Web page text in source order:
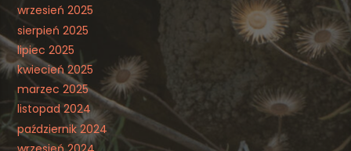
wrzesień 2025
sierpień 2025
lipiec 2025
kwiecień 2025
marzec 2025
listopad 2024
październik 2024